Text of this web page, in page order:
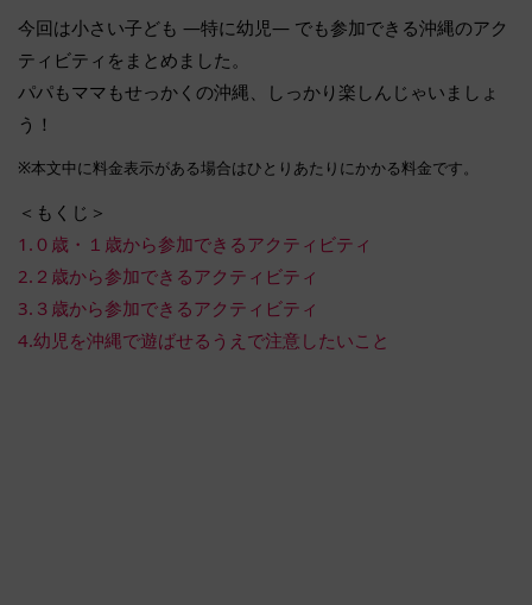
今回は小さい子ども ―特に幼児― でも参加できる沖縄のアク
ティビティをまとめました。
パパもママもせっかくの沖縄、しっかり楽しんじゃいましょ
う！
※本文中に料金表示がある場合はひとりあたりにかかる料金です。
＜もくじ＞
1.０歳・１歳から参加できるアクティビティ
2.２歳から参加できるアクティビティ
3.３歳から参加できるアクティビティ
4.幼児を沖縄で遊ばせるうえで注意したいこと